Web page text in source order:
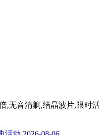
,无音清剿,结晶波片,限时活